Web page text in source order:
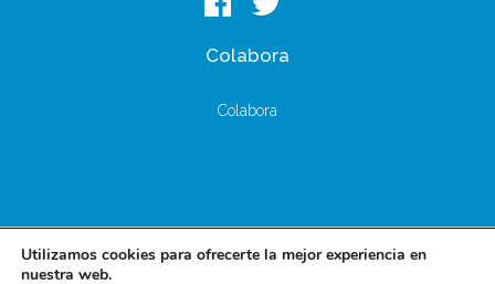
Colabora
Colabora
Utilizamos cookies para ofrecerte la mejor experiencia en
nuestra web.